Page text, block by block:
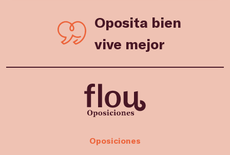
Oposita bien
vive mejor
Oposiciones